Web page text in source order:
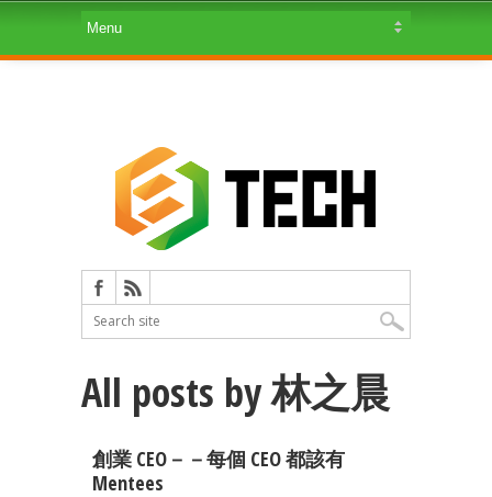
All posts by 林之晨
創業 CEO－－每個 CEO 都該有
Mentees